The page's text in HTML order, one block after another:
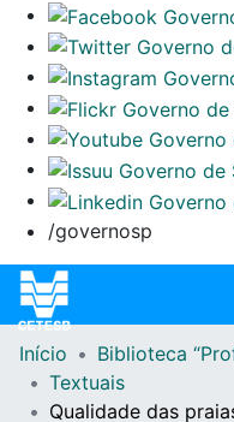
/governosp
Home
Início
Biblioteca
Textuais
Qualidade das